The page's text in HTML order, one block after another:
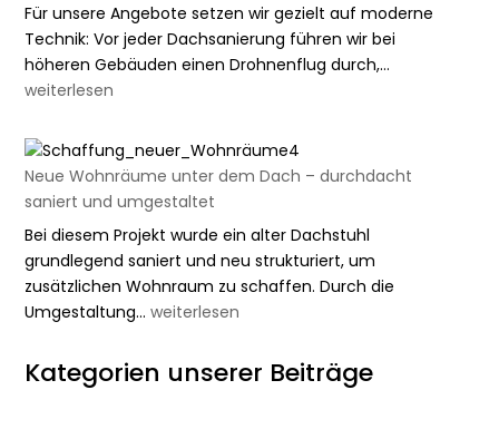
Für unsere Angebote setzen wir gezielt auf moderne
Technik: Vor jeder Dachsanierung führen wir bei
höheren Gebäuden einen Drohnenflug durch,…
–
weiterlesen
Neue Wohnräume unter dem Dach – durchdacht
saniert und umgestaltet
Bei diesem Projekt wurde ein alter Dachstuhl
grundlegend saniert und neu strukturiert, um
zusätzlichen Wohnraum zu schaffen. Durch die
Umgestaltung…Neue
unter
dem
weiterlesen
Kategorien unserer Beiträge